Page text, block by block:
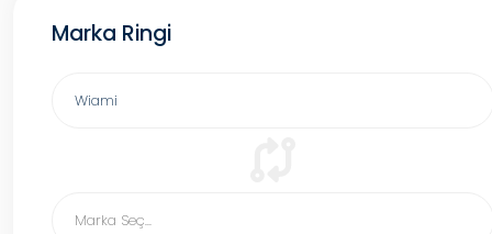
Marka Ringi